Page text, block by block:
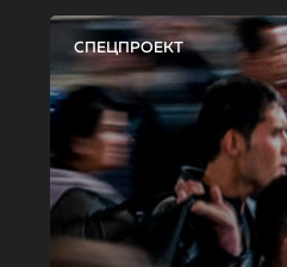
СПЕЦПРОЕКТ